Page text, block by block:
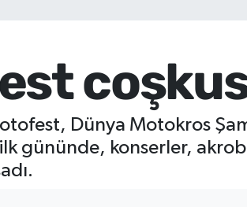
Dünya Motokros
gününde, konserler,